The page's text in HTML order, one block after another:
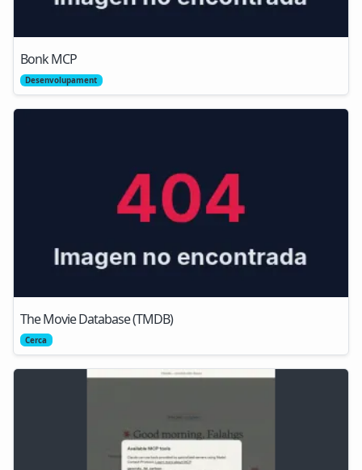
Bonk MCP
Desenvolupament
The Movie Database (TMDB)
Cerca